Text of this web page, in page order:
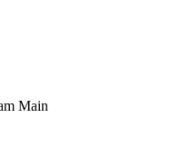
Main